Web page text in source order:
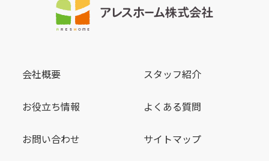
会社概要 スタッフ紹介
お役立ち情報 よくある質問
お問い合わせ サイトマップ